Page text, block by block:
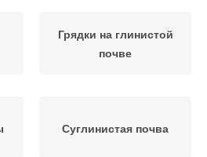
Грядки на глинистой
почве
Суглинистая почва